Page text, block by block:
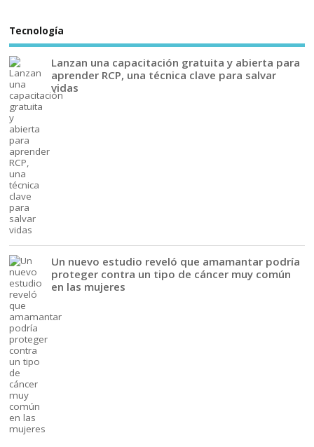
Tecnología
Lanzan una capacitación gratuita y abierta para
aprender RCP, una técnica clave para salvar
vidas
Un nuevo estudio reveló que amamantar podría
proteger contra un tipo de cáncer muy común
en las mujeres